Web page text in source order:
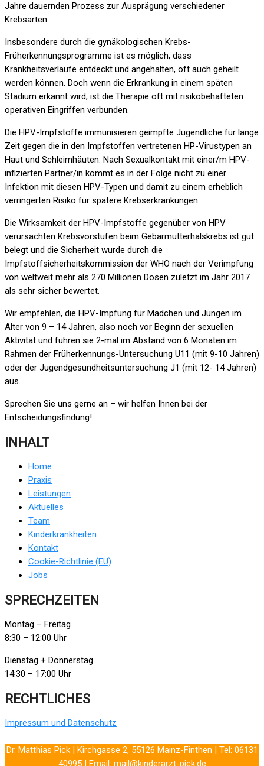
Jahre dauernden Prozess zur Ausprägung verschiedener
Krebsarten.
Insbesondere durch die gynäkologischen Krebs-
Früherkennungsprogramme ist es möglich, dass
Krankheitsverläufe entdeckt und angehalten, oft auch geheilt
werden können. Doch wenn die Erkrankung in einem späten
Stadium erkannt wird, ist die Therapie oft mit risikobehafteten
operativen Eingriffen verbunden.
Die HPV-Impfstoffe immunisieren geimpfte Jugendliche für lange
Zeit gegen die in den Impfstoffen vertretenen HP-Virustypen an
Haut und Schleimhäuten. Nach Sexualkontakt mit einer/m HPV-
infizierten Partner/in kommt es in der Folge nicht zu einer
Infektion mit diesen HPV-Typen und damit zu einem erheblich
verringerten Risiko für spätere Krebserkrankungen.
Die Wirksamkeit der HPV-Impfstoffe gegenüber von HPV
verursachten Krebsvorstufen beim Gebärmutterhalskrebs ist gut
belegt und die Sicherheit wurde durch die
Impfstoffsicherheitskommission der WHO nach der Verimpfung
von weltweit mehr als 270 Millionen Dosen zuletzt im Jahr 2017
als sehr sicher bewertet.
Wir empfehlen, die HPV-Impfung für Mädchen und Jungen im
Alter von 9 – 14 Jahren, also noch vor Beginn der sexuellen
Aktivität und führen sie 2-mal im Abstand von 6 Monaten im
Rahmen der Früherkennungs-Untersuchung U11 (mit 9-10 Jahren)
oder der Jugendgesundheitsuntersuchung J1 (mit 12- 14 Jahren)
aus.
Sprechen Sie uns gerne an – wir helfen Ihnen bei der
Entscheidungsfindung!
INHALT
Home
Praxis
Leistungen
Aktuelles
Team
Kinderkrankheiten
Kontakt
Cookie-Richtlinie (EU)
Jobs
SPRECHZEITEN
Montag – Freitag
8:30 – 12:00 Uhr
Dienstag + Donnerstag
14:30 – 17:00 Uhr
RECHTLICHES
Impressum und Datenschutz
Dr. Matthias Pick | Kirchgasse 2, 55126 Mainz-Finthen | Tel: 06131